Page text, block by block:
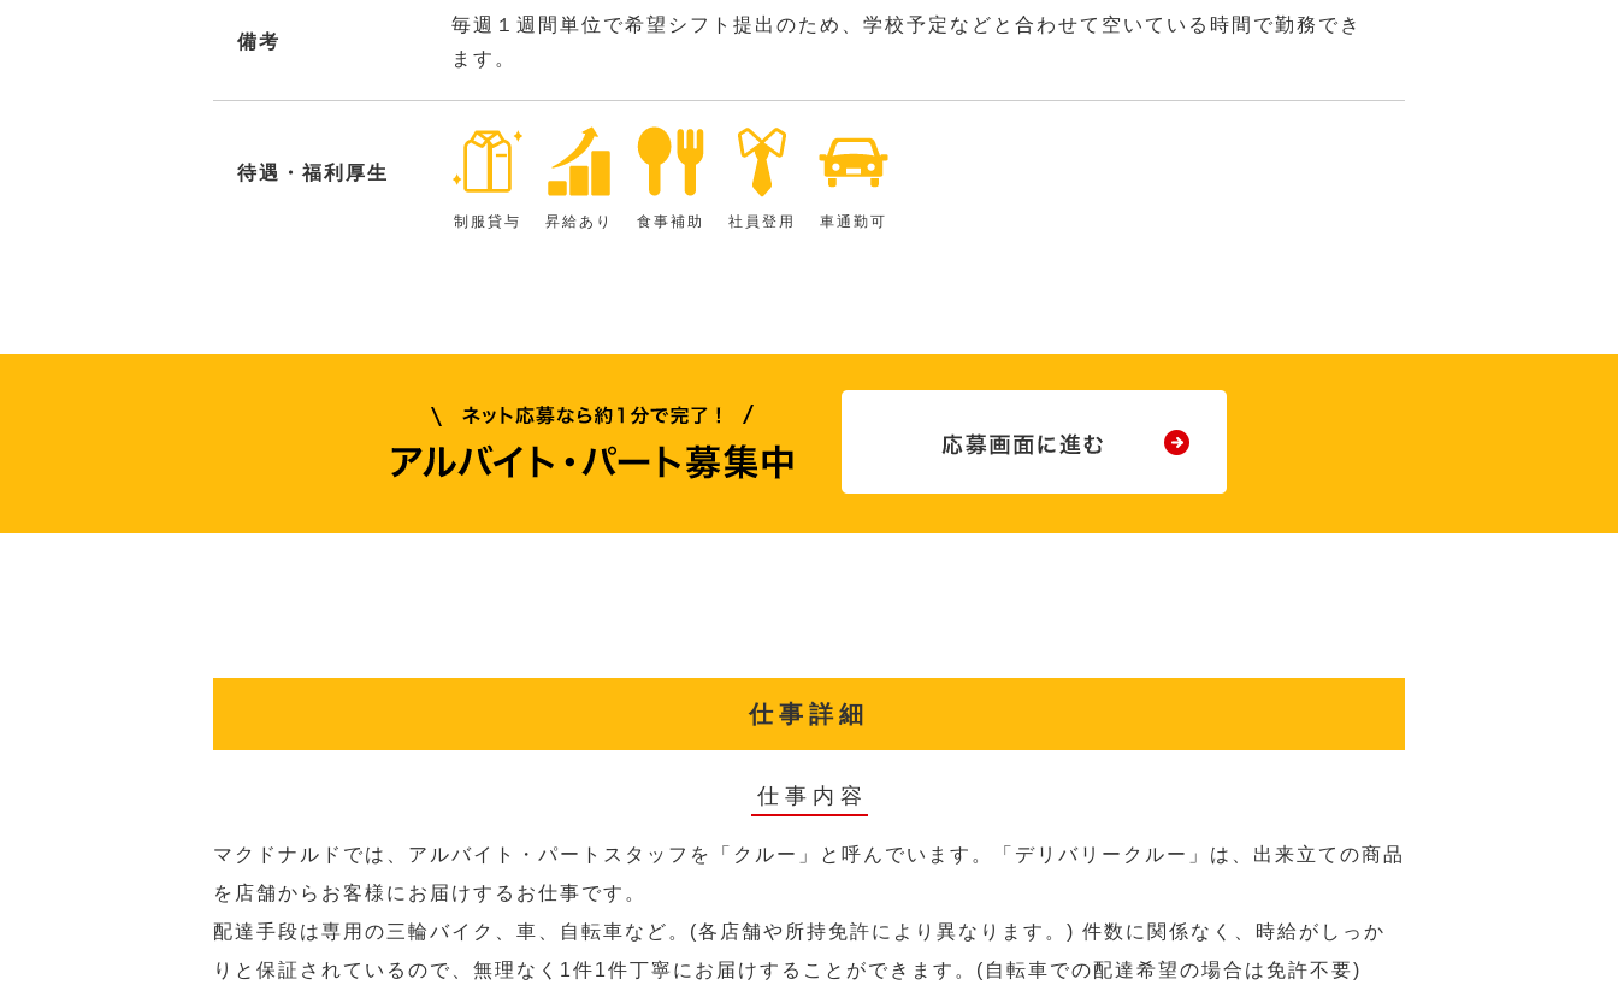
備考
毎週１週間単位で希望シフト提出のため、学校予定などと合わせて空いている時間で勤務でき
ます。
待遇・福利厚生
制服貸与 昇給あり 食事補助 社員登用 車通勤可
仕事詳細
仕事内容
マクドナルドでは、アルバイト・パートスタッフを「クルー」と呼んでいます。「デリバリークルー」は、出来立ての商品
を店舗からお客様にお届けするお仕事です。
配達手段は専用の三輪バイク、車、自転車など。(各店舗や所持免許により異なります。) 件数に関係なく、時給がしっか
りと保証されているので、無理なく1件1件丁寧にお届けすることができます。(自転車での配達希望の場合は免許不要)